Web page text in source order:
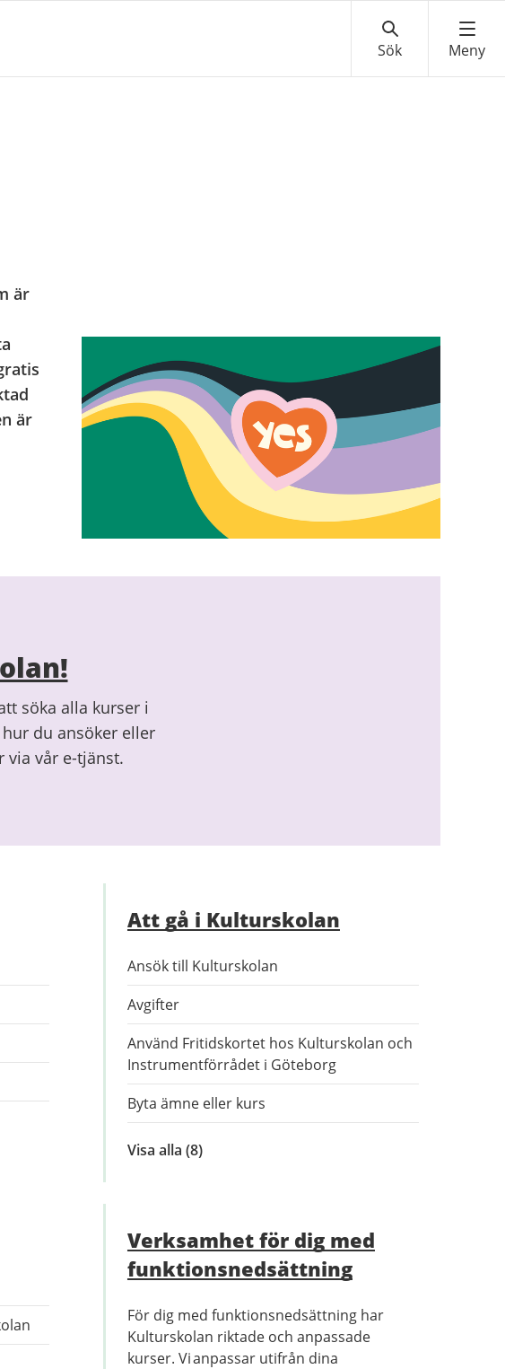
är
är
söka alla kurser i
du ansöker eller
via vår e-tjänst.
Att gå i Kulturskolan
Ansök till Kulturskolan
Avgifter
Använd Fritidskortet hos Kulturskolan och
Instrumentförrådet i Göteborg
Byta ämne eller kurs
Visa alla inom
Kulturskolan
(8)
Verksamhet för dig med
funktions­nedsättning
För dig med funktionsnedsättning har
Kulturskolan riktade och anpassade
kurser. Vi anpassar utifrån dina